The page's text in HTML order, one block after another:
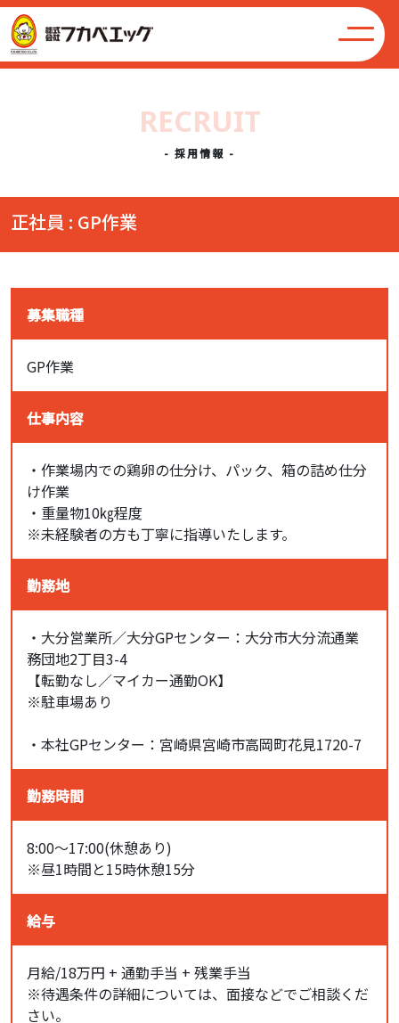
RECRUIT
- 採用情報 -
正社員 : GP作業
募集職種
GP作業
仕事内容
・作業場内での鶏卵の仕分け、パック、箱の詰め仕分
け作業
・重量物10㎏程度
※未経験者の方も丁寧に指導いたします。
勤務地
・大分営業所／大分GPセンター：大分市大分流通業
務団地2丁目3-4
【転勤なし／マイカー通勤OK】
※駐車場あり
・本社GPセンター：宮崎県宮崎市高岡町花見1720-7
勤務時間
8:00〜17:00(休憩あり)
※昼1時間と15時休憩15分
給与
月給/18万円 + 通勤手当 + 残業手当
※待遇条件の詳細については、面接などでご相談くだ
さい。